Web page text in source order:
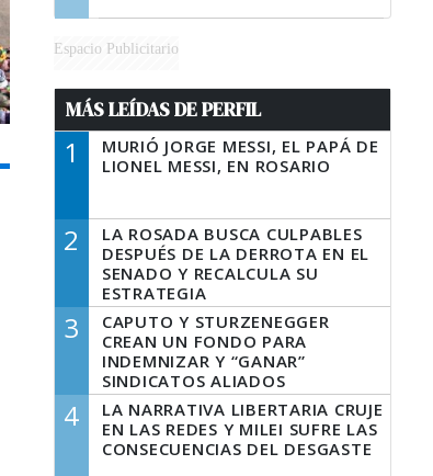
Espacio Publicitario
MÁS LEÍDAS DE PERFIL
1
MURIÓ JORGE MESSI, EL PAPÁ DE
LIONEL MESSI, EN ROSARIO
2
LA ROSADA BUSCA CULPABLES
DESPUÉS DE LA DERROTA EN EL
SENADO Y RECALCULA SU
ESTRATEGIA
3
CAPUTO Y STURZENEGGER
CREAN UN FONDO PARA
INDEMNIZAR Y “GANAR”
SINDICATOS ALIADOS
4
LA NARRATIVA LIBERTARIA CRUJE
EN LAS REDES Y MILEI SUFRE LAS
CONSECUENCIAS DEL DESGASTE